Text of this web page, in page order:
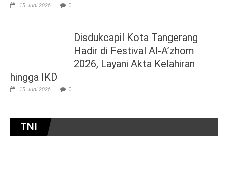
15 Juni 2026 0
Disdukcapil Kota Tangerang
Hadir di Festival Al-A’zhom
2026, Layani Akta Kelahiran
hingga IKD
15 Juni 2026 0
TNI